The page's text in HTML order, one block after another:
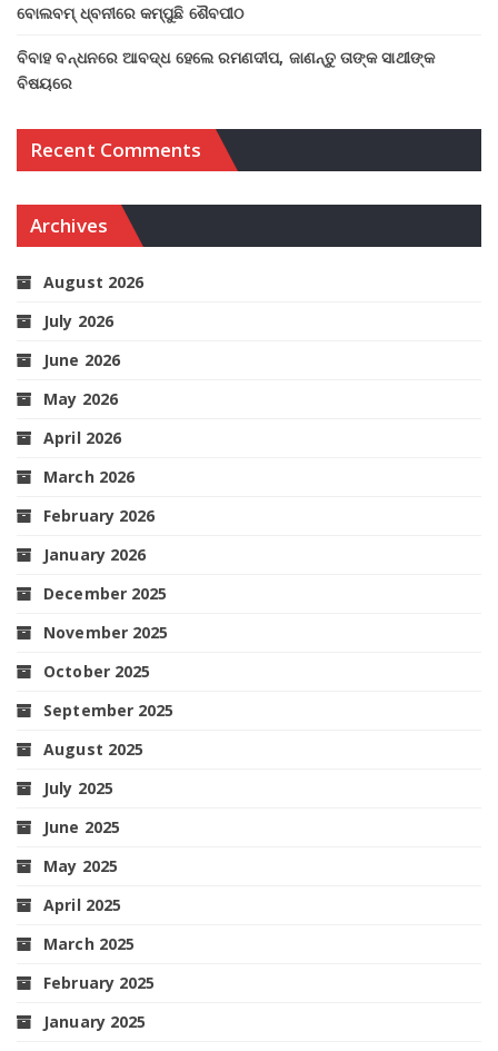
ବୋଲବମ୍ ଧ୍ବନୀରେ କମ୍ପୁଛି ଶୈବପୀଠ
ବିବାହ ବନ୍ଧନରେ ଆବଦ୍ଧ ହେଲେ ରମଣଦୀପ, ଜାଣନ୍ତୁ ତାଙ୍କ ସାଥୀଙ୍କ
ବିଷୟରେ
Recent Comments
Archives
August 2026
July 2026
June 2026
May 2026
April 2026
March 2026
February 2026
January 2026
December 2025
November 2025
October 2025
September 2025
August 2025
July 2025
June 2025
May 2025
April 2025
March 2025
February 2025
January 2025